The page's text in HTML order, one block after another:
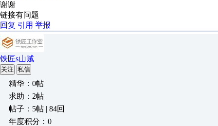
谢谢
链接有问题
回复 引用 举报
铁匠s山贼
关注 私信
精华：0帖
求助：2帖
帖子：5帖 | 84回
年度积分：0